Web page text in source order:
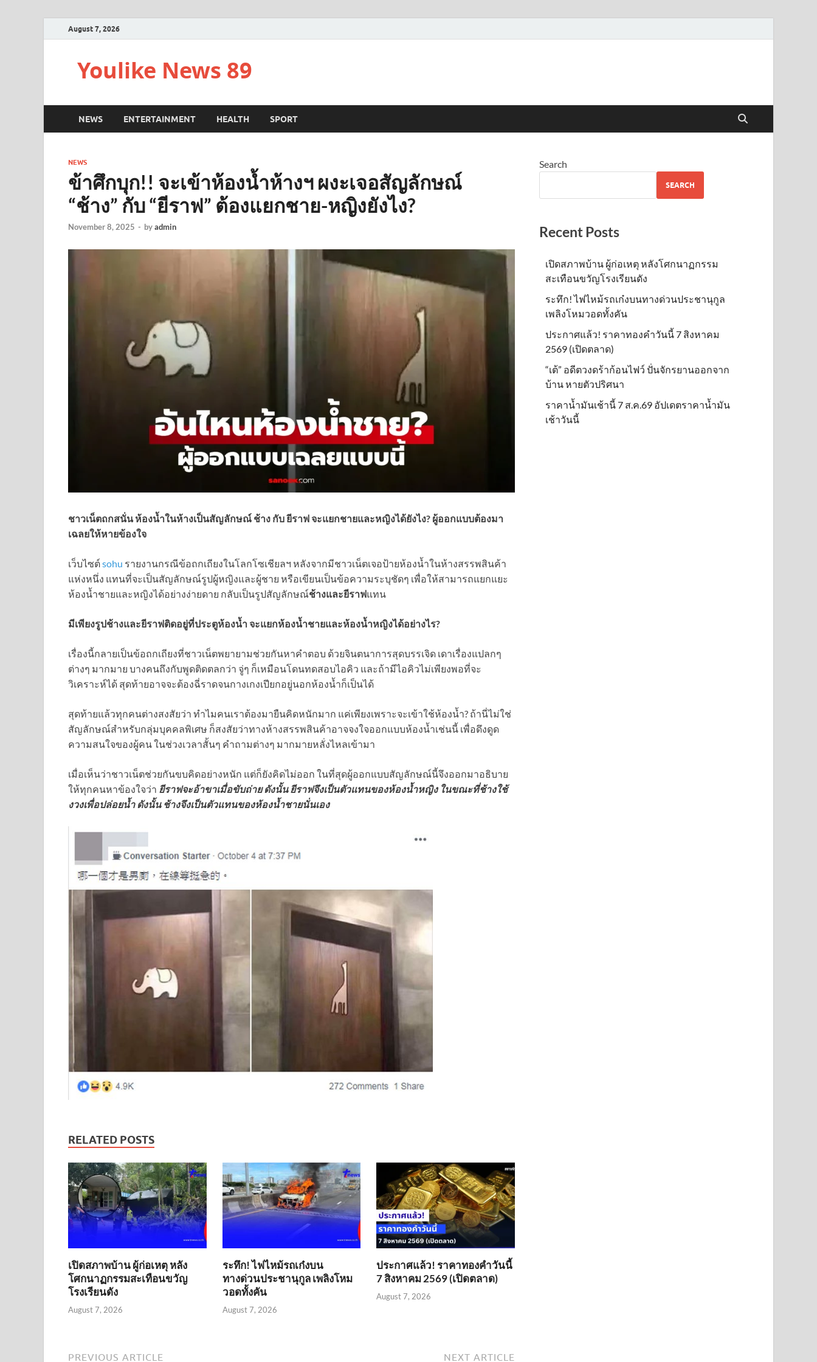
August 7, 2026
Youlike News 89
NEWS ENTERTAINMENT HEALTH SPORT
NEWS
ข้าศึกบุก!! จะเข้าห้องน้ำห้างฯ ผงะเจอสัญลักษณ์
“ช้าง” กับ “ยีราฟ” ต้องแยกชาย-หญิงยังไง?
November 8, 2025 - byadmin
ชาวเน็ตถกสนั่น ห้องน้ำในห้างเป็นสัญลักษณ์ ช้าง กับ ยีราฟ จะแยกชายและหญิงได้ยังไง? ผู้ออกแบบต้องมา
เฉลยให้หายข้องใจ
เว็บไซต์sohu รายงานกรณีข้อถกเถียงในโลกโซเชียลฯ หลังจากมีชาวเน็ตเจอป้ายห้องน้ำในห้างสรรพสินค้า
แห่งหนึ่ง แทนที่จะเป็นสัญลักษณ์รูปผู้หญิงและผู้ชาย หรือเขียนเป็นข้อความระบุชัดๆ เพื่อให้สามารถแยกแยะ
ห้องน้ำชายและหญิงได้อย่างง่ายดาย กลับเป็นรูปสัญลักษณ์ช้างและยีราฟแทน
มีเพียงรูปช้างและยีราฟติดอยู่ที่ประตูห้องน้ำ จะแยกห้องน้ำชายและห้องน้ำหญิงได้อย่างไร?
เรื่องนี้กลายเป็นข้อถกเถียงที่ชาวเน็ตพยายามช่วยกันหาคำตอบ ด้วยจินตนาการสุดบรรเจิด เดาเรื่องแปลกๆ
ต่างๆ มากมาย บางคนถึงกับพูดติดตลกว่า จู่ๆ ก็เหมือนโดนทดสอบไอคิว และถ้ามีไอคิวไม่เพียงพอที่จะ
วิเคราะห์ได้ สุดท้ายอาจจะต้องฉี่ราดจนกางเกงเปียกอยู่นอกห้องน้ำก็เป็นได้
สุดท้ายแล้วทุกคนต่างสงสัยว่า ทำไมคนเราต้องมายืนคิดหนักมาก แค่เพียงเพราะจะเข้าใช้ห้องน้ำ? ถ้านี่ไม่ใช่
สัญลักษณ์สำหรับกลุ่มบุคคลพิเศษ ก็สงสัยว่าทางห้างสรรพสินค้าอาจจงใจออกแบบห้องน้ำเช่นนี้ เพื่อดึงดูด
ความสนใจของผู้คน ในช่วงเวลาสั้นๆ คำถามต่างๆ มากมายหลั่งไหลเข้ามา
เมื่อเห็นว่าชาวเน็ตช่วยกันขบคิดอย่างหนัก แต่ก็ยังคิดไม่ออก ในที่สุดผู้ออกแบบสัญลักษณ์นี้จึงออกมาอธิบาย
ให้ทุกคนหาข้องใจว่า ยีราฟจะอ้าขาเมื่อขับถ่าย ดังนั้น ยีราฟจึงเป็นตัวแทนของห้องน้ำหญิง ในขณะที่ช้างใช้
งวงเพื่อปล่อยน้ำ ดังนั้น ช้างจึงเป็นตัวแทนของห้องน้ำชายนั่นเอง
RELATED POSTS
เปิดสภาพบ้าน ผู้ก่อเหตุ หลัง
โศกนาฏกรรมสะเทือนขวัญ
โรงเรียนดัง
August 7, 2026
ระทึก! ไฟไหม้รถเก๋งบน
ทางด่วนประชานุกูล เพลิงโหม
วอดทั้งคัน
August 7, 2026
ประกาศแล้ว! ราคาทองคำวันนี้
7 สิงหาคม 2569 (เปิดตลาด)
August 7, 2026
PREVIOUS ARTICLE NEXT ARTICLE
Search
SEARCH
Recent Posts
เปิดสภาพบ้าน ผู้ก่อเหตุ หลังโศกนาฏกรรม
สะเทือนขวัญโรงเรียนดัง
ระทึก! ไฟไหม้รถเก๋งบนทางด่วนประชานุกูล
เพลิงโหมวอดทั้งคัน
ประกาศแล้ว! ราคาทองคำวันนี้ 7 สิงหาคม
2569 (เปิดตลาด)
“เต้” อดีตวงดร้าก้อนไฟว์ ปั่นจักรยานออกจาก
บ้าน หายตัวปริศนา
ราคาน้ำมันเช้านี้ 7 ส.ค.69 อัปเดตราคาน้ำมัน
เช้าวันนี้